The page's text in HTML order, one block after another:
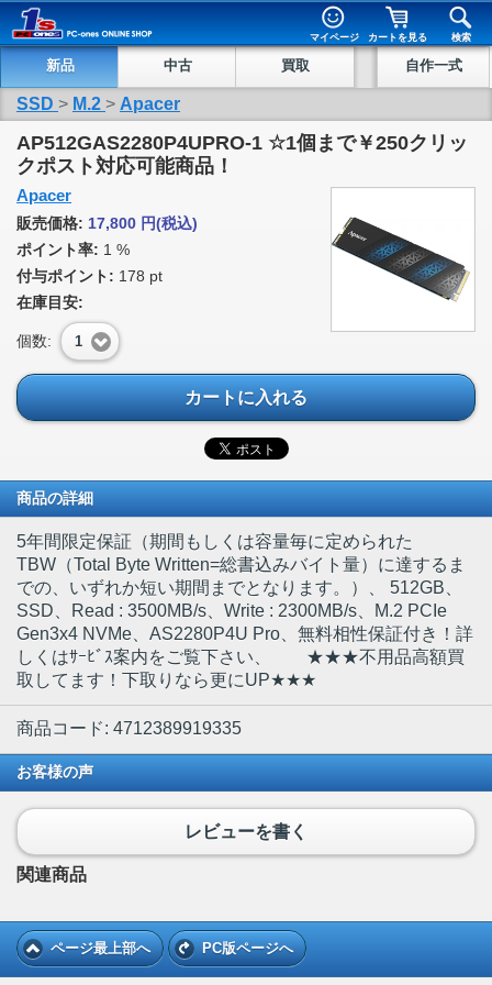
マイページ カートを見る 検索
新品 中古 買取 自作一式
SSD > M.2 > Apacer
AP512GAS2280P4UPRO-1 ☆1個まで￥250クリッ
クポスト対応可能商品！
Apacer
販売価格: 17,800 円(税込)
ポイント率: 1 %
付与ポイント: 178 pt
在庫目安:
個数: 1
カートに入れる
商品の詳細
5年間限定保証（期間もしくは容量毎に定められた
TBW（Total Byte Written=総書込みバイト量）に達するま
での、いずれか短い期間までとなります。）、 512GB、
SSD、Read : 3500MB/s、Write : 2300MB/s、M.2 PCIe
Gen3x4 NVMe、AS2280P4U Pro、無料相性保証付き！詳
しくはｻｰﾋﾞｽ案内をご覧下さい、 ★★★不用品高額買
取してます！下取りなら更にUP★★★
商品コード: 4712389919335
お客様の声
レビューを書く
関連商品
ページ最上部へ PC版ページへ